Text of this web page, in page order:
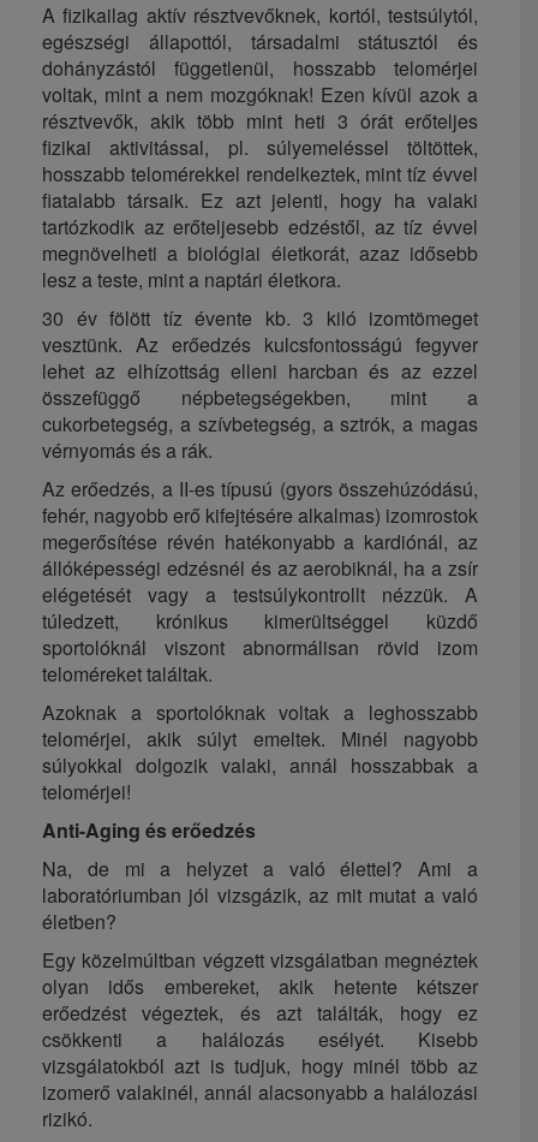
A fizikailag aktív résztvevőknek, kortól, testsúlytól,
egészségi állapottól, társadalmi státusztól és
dohányzástól függetlenül, hosszabb telomérjei
voltak, mint a nem mozgóknak! Ezen kívül azok a
résztvevők, akik több mint heti 3 órát erőteljes
fizikai aktivitással, pl. súlyemeléssel töltöttek,
hosszabb telomérekkel rendelkeztek, mint tíz évvel
fiatalabb társaik. Ez azt jelenti, hogy ha valaki
tartózkodik az erőteljesebb edzéstől, az tíz évvel
megnövelheti a biológiai életkorát, azaz idősebb
lesz a teste, mint a naptári életkora.
30 év fölött tíz évente kb. 3 kiló izomtömeget
vesztünk. Az erőedzés kulcsfontosságú fegyver
lehet az elhízottság elleni harcban és az ezzel
összefüggő népbetegségekben, mint a
cukorbetegség, a szívbetegség, a sztrók, a magas
vérnyomás és a rák.
Az erőedzés, a II-es típusú (gyors összehúzódású,
fehér, nagyobb erő kifejtésére alkalmas) izomrostok
megerősítése révén hatékonyabb a kardiónál, az
állóképességi edzésnél és az aerobiknál, ha a zsír
elégetését vagy a testsúlykontrollt nézzük. A
túledzett, krónikus kimerültséggel küzdő
sportolóknál viszont abnormálisan rövid izom
teloméreket találtak.
Azoknak a sportolóknak voltak a leghosszabb
telomérjei, akik súlyt emeltek. Minél nagyobb
súlyokkal dolgozik valaki, annál hosszabbak a
telomérjei!
Anti-Aging és erőedzés
Na, de mi a helyzet a való élettel? Ami a
laboratóriumban jól vizsgázik, az mit mutat a való
életben?
Egy közelmúltban végzett vizsgálatban megnéztek
olyan idős embereket, akik hetente kétszer
erőedzést végeztek, és azt találták, hogy ez
csökkenti a halálozás esélyét. Kisebb
vizsgálatokból azt is tudjuk, hogy minél több az
izomerő valakinél, annál alacsonyabb a halálozási
rizikó.